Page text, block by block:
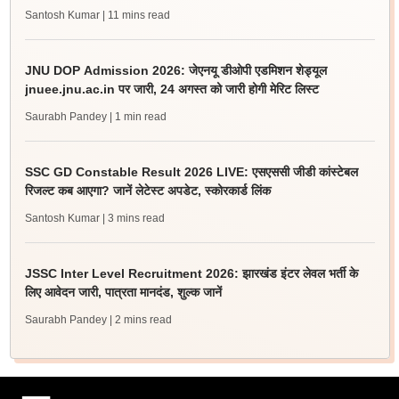
Santosh Kumar | 11 mins read
JNU DOP Admission 2026: जेएनयू डीओपी एडमिशन शेड्यूल
jnuee.jnu.ac.in पर जारी, 24 अगस्त को जारी होगी मेरिट लिस्ट
Saurabh Pandey | 1 min read
SSC GD Constable Result 2026 LIVE: एसएससी जीडी कांस्टेबल
रिजल्ट कब आएगा? जानें लेटेस्ट अपडेट, स्कोरकार्ड लिंक
Santosh Kumar | 3 mins read
JSSC Inter Level Recruitment 2026: झारखंड इंटर लेवल भर्ती के
लिए आवेदन जारी, पात्रता मानदंड, शुल्क जानें
Saurabh Pandey | 2 mins read